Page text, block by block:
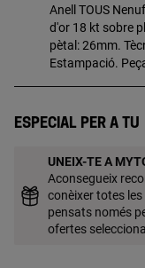
Anell TOUS
d'or 18 kt sobre
pètal: 26mm. Tècnica de producció:
Estampació.
garanteix una
Especial per a tu
UNEIX-TE A
Aconsegueix
conèixer totes
pensats només
ofertes